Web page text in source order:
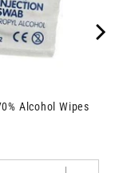
Alcohol Wipes